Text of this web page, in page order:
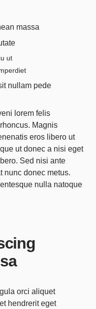
massa
ut
nullam pede
lorem felis
Magnis
eros libero ut
ut donec a nisi eget
Sed nisi ante
nunc donec metus.
nulla natoque
orci aliquet
hendrerit eget